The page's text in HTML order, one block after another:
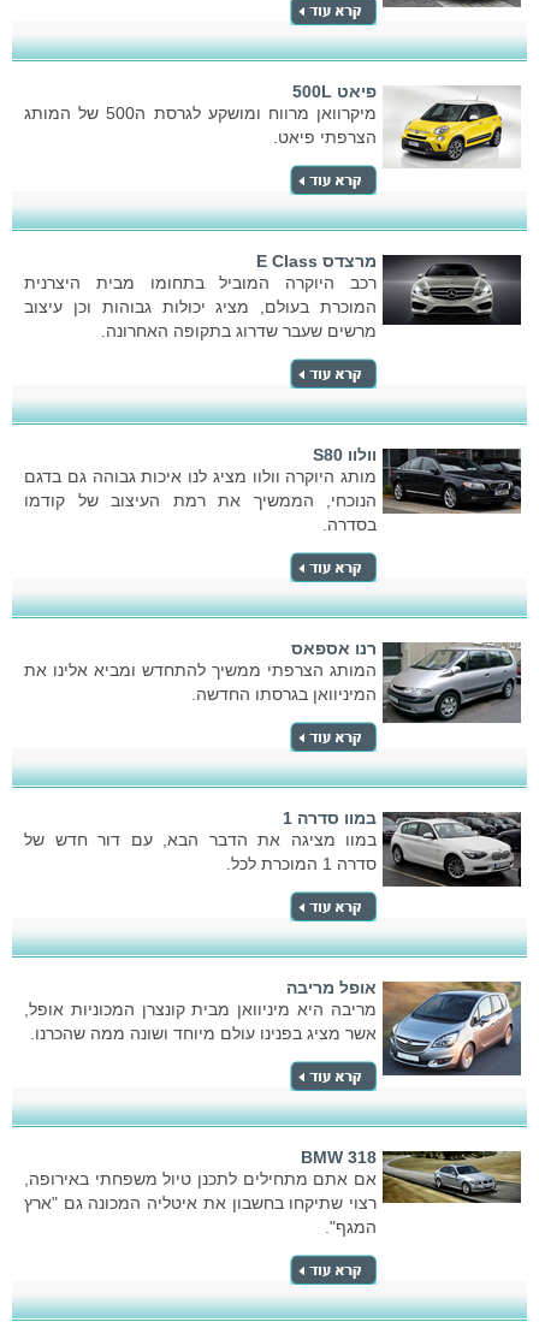
פיאט 500L
מיקרוואן מרווח ומושקע לגרסת ה500 של המותג
הצרפתי פיאט.
מרצדס E Class
רכב היוקרה המוביל בתחומו מבית היצרנית
המוכרת בעולם, מציג יכולות גבוהות וכן עיצוב
מרשים שעבר שדרוג בתקופה האחרונה.
וולוו S80
מותג היוקרה וולוו מציג לנו איכות גבוהה גם בדגם
הנוכחי, הממשיך את רמת העיצוב של קודמו
בסדרה.
רנו אספאס
המותג הצרפתי ממשיך להתחדש ומביא אלינו את
המיניוואן בגרסתו החדשה.
במוו סדרה 1
במוו מציגה את הדבר הבא, עם דור חדש של
סדרה 1 המוכרת לכל.
אופל מריבה
מריבה היא מיניוואן מבית קונצרן המכוניות אופל,
אשר מציג בפנינו עולם מיוחד ושונה ממה שהכרנו.
BMW 318
אם אתם מתחילים לתכנן טיול משפחתי באירופה,
רצוי שתיקחו בחשבון את איטליה המכונה גם "ארץ
המגף".